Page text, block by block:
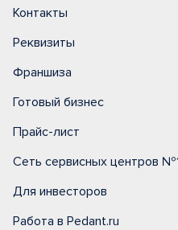
Контакты
Реквизиты
Франшиза
Готовый бизнес
Прайс-лист
Сеть сервисных центров
Для инвесторов
Работа в Pedant.ru